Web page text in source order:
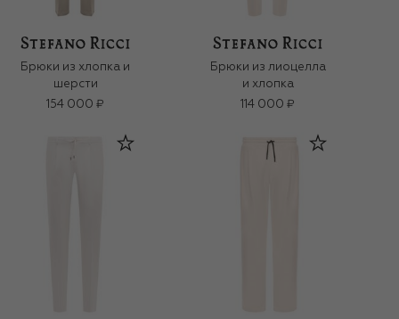
Брюки из хлопка и
шерсти
154 000 ₽
Брюки из лиоцелла
и хлопка
114 000 ₽